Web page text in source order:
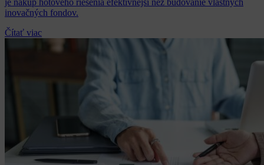
inovačných fondov.
Čítať viac